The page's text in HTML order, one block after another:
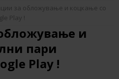
за обложување и коцкање со
Play !
и
пари
Play !